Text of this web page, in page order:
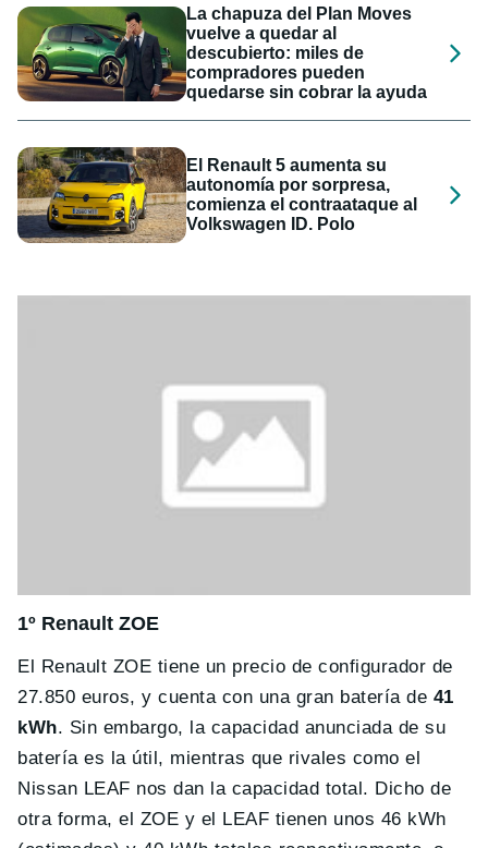
La chapuza del Plan Moves
vuelve a quedar al
descubierto: miles de
compradores pueden
quedarse sin cobrar la ayuda
El Renault 5 aumenta su
autonomía por sorpresa,
comienza el contraataque al
Volkswagen ID. Polo
1º Renault ZOE
El Renault ZOE tiene un precio de configurador de
27.850 euros, y cuenta con una gran batería de 41
kWh. Sin embargo, la capacidad anunciada de su
batería es la útil, mientras que rivales como el
Nissan LEAF nos dan la capacidad total. Dicho de
otra forma, el ZOE y el LEAF tienen unos 46 kWh